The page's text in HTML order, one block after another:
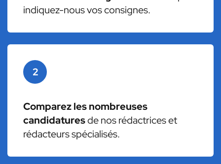
indiquez-nous vos consignes.
2
Comparez les nombreuses
candidaturesde nos rédactrices et
rédacteurs spécialisés.